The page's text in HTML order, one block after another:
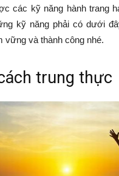
các kỹ năng hành trang
kỹ năng phải có dưới
vững và thành công nhé.
trung thực